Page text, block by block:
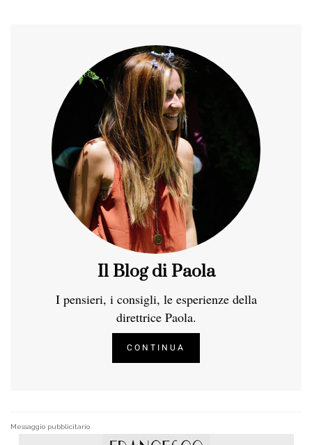
Il Blog di Paola
I pensieri, i consigli, le esperienze della
direttrice Paola.
CONTINUA
Messaggio pubblicitario